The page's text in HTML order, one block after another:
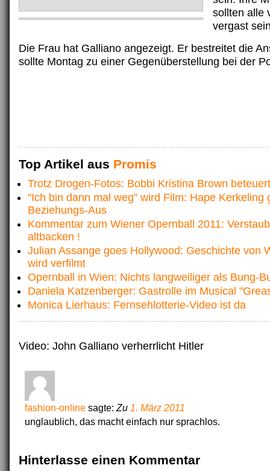
sollten alle
vergast
Die Frau hat Galliano angezeigt. Er bestreitet die
sollte Montag zu einer Gegenüberstellung bei der
Top Artikel aus Promis
Trotz Drogen-Fotos: Bobbi Kristina Brown
"Ich bin dann mal weg" wird Film: Hape Kerkeling
Beziehungs-Aus
Kommentar zum Wiener Opernball 2011:
altbacken !
Julian Assange goes Hollywood: Geschichte von
wird verfilmt
Opernball in Wien: Nichts langweiliger als Bung-
Daniela Katzenberger: Gastrolle im Musical
Monica Lierhaus: Fernsehlotterie-Video ist da
Video: John Galliano verherrlicht Hitler
fashion-online sagte: Zu 1. März 2011
unglaublich, das macht einfach nur sprachlos.
Hinterlasse einen Kommentar